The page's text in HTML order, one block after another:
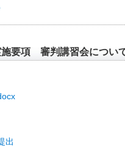
要項 審判講習会につい
出